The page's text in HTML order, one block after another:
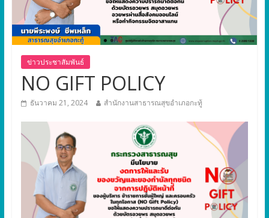
ข่าวประชาสัมพันธ์
NO GIFT POLICY
ธันวาคม 21, 2024 สำนักงานสาธารณสุขอำเภอกะทู้